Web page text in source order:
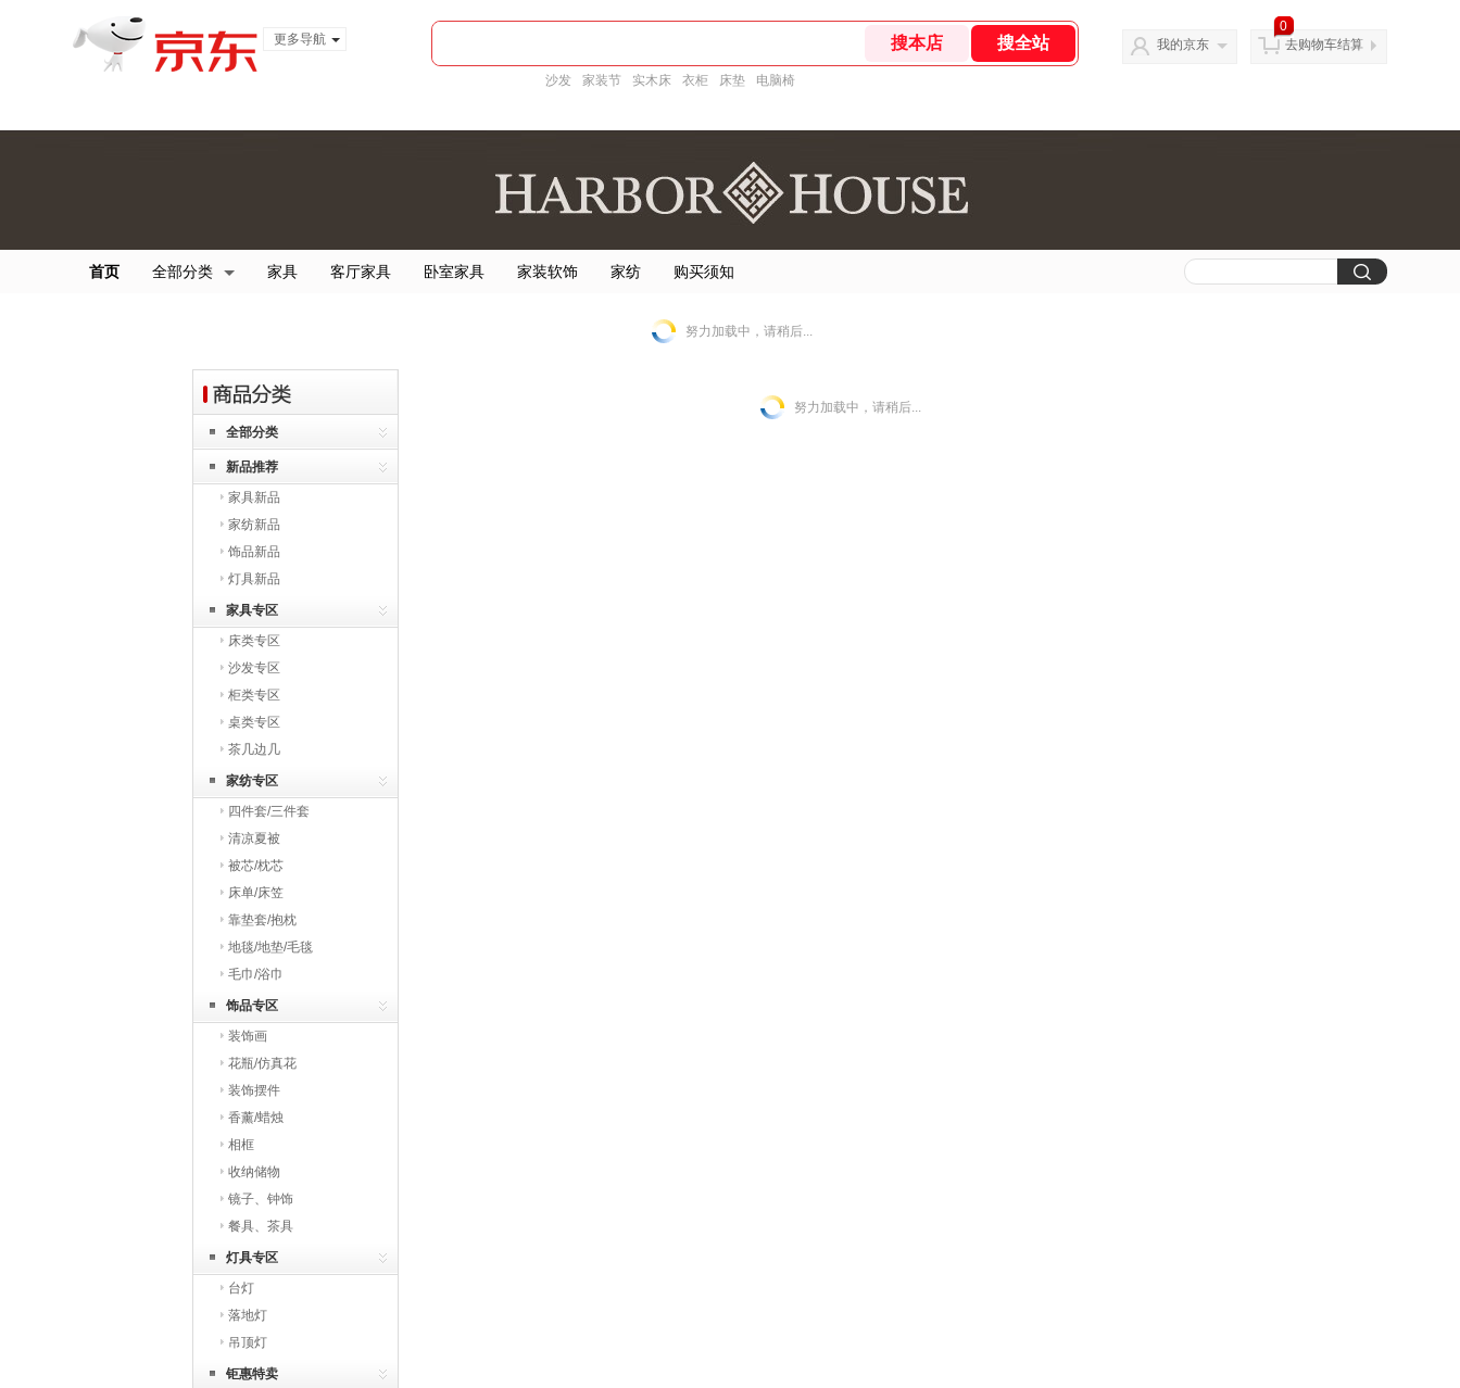
更多导航
沙发 家装节 实木床 衣柜 床垫 电脑椅
我的京东
0
去购物车结算
首页 全部分类 家具 客厅家具 卧室家具 家装软饰 家纺 购买须知
努力加载中，请稍后...
全部分类
新品推荐
家具新品
家纺新品
饰品新品
灯具新品
家具专区
床类专区
沙发专区
柜类专区
桌类专区
茶几边几
家纺专区
四件套/三件套
清凉夏被
被芯/枕芯
床单/床笠
靠垫套/抱枕
地毯/地垫/毛毯
毛巾/浴巾
饰品专区
装饰画
花瓶/仿真花
装饰摆件
香薰/蜡烛
相框
收纳储物
镜子、钟饰
餐具、茶具
灯具专区
台灯
落地灯
吊顶灯
钜惠特卖
努力加载中，请稍后...